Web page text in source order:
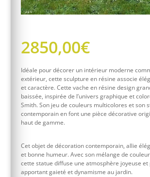
2850,00€
Idéale pour décorer un intérieur moderne
extérieur, cette sculpture en résine associe
et caractère. Cette vache en résine design
baissée, inspirée de l’univers graphique et
Smith. Son jeu de couleurs multicolores et son
contemporain en font une pièce décorative
haut de gamme.
Cet objet de décoration contemporain, allie
et bonne humeur. Avec son mélange de
cette statue diffuse une atmosphère joyeuse et
apportant gaieté et dynamisme au jardin.